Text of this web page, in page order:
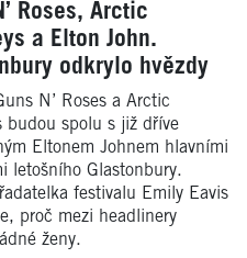
Roses, Arctic
a Elton John.
odkrylo hvězdy
N’ Roses a Arctic
budou spolu s již dříve
Eltonem Johnem hlavními
letošního Glastonbury.
festivalu Emily Eavis
proč mezi headlinery
ženy.